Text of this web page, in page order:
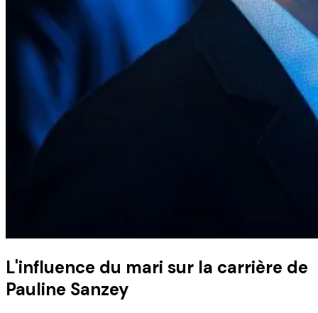
L'influence du mari sur la carrière de
Pauline Sanzey